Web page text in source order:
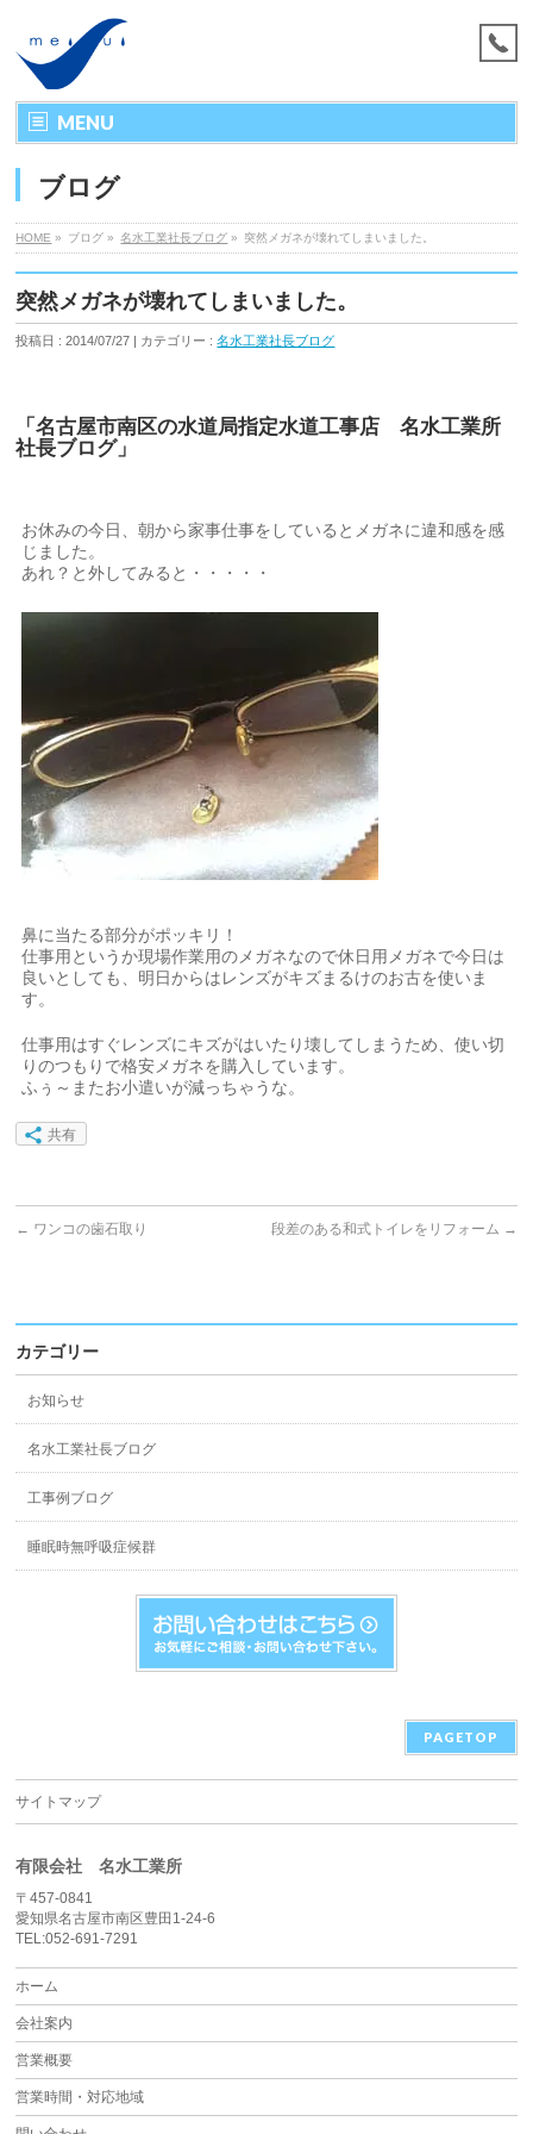
MENU
ブログ
HOME » ブログ » 名水工業社長ブログ » 突然メガネが壊れてしまいました。
突然メガネが壊れてしまいました。
投稿日 : 2014/07/27 | カテゴリー :名水工業社長ブログ
「名古屋市南区の水道局指定水道工事店 名水工業所
社長ブログ」
お休みの今日、朝から家事仕事をしているとメガネに違和感を感
じました。
あれ？と外してみると・・・・・
鼻に当たる部分がポッキリ！
仕事用というか現場作業用のメガネなので休日用メガネで今日は
良いとしても、明日からはレンズがキズまるけのお古を使いま
す。
仕事用はすぐレンズにキズがはいたり壊してしまうため、使い切
りのつもりで格安メガネを購入しています。
ふぅ～またお小遣いが減っちゃうな。
共有
← ワンコの歯石取り 段差のある和式トイレをリフォーム →
カテゴリー
お知らせ
名水工業社長ブログ
工事例ブログ
睡眠時無呼吸症候群
PAGETOP
サイトマップ
有限会社 名水工業所
〒457-0841
愛知県名古屋市南区豊田1-24-6
TEL:052-691-7291
ホーム
会社案内
営業概要
営業時間・対応地域